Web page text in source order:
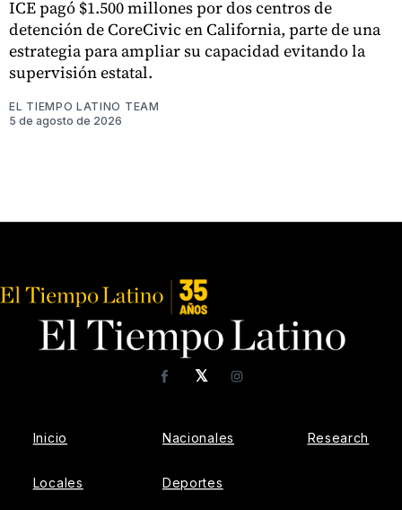
ICE pagó $1.500 millones por dos centros de
detención de CoreCivic en California, parte de una
estrategia para ampliar su capacidad evitando la
supervisión estatal.
EL TIEMPO LATINO TEAM
5 de agosto de 2026
𝕏
FacebookInstagram
Inicio
Locales
Nacionales
Deportes
Research